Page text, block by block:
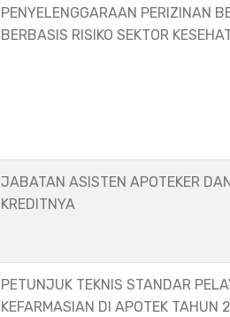
PENYELENGGARAAN PERIZINAN
BERBASIS RISIKO SEKTOR
JABATAN ASISTEN APOTEKER
KREDITNYA
PETUNJUK TEKNIS STANDAR
KEFARMASIAN DI APOTEK TAHUN